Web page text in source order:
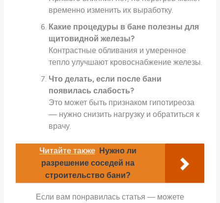
временно изменить их выработку.
Какие процедуры в бане полезны для
щитовидной железы?
Контрастные обливания и умеренное
тепло улучшают кровоснабжение железы.
Что делать, если после бани
появилась слабость?
Это может быть признаком гипотиреоза
— нужно снизить нагрузку и обратиться к
врачу.
Читайте также
Нужно ли
разрешение соседей на
строительство бани?
Если вам понравилась статья — можете